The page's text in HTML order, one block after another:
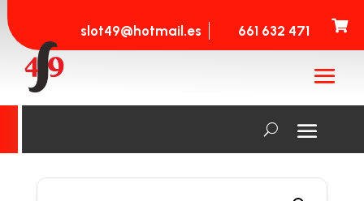
slot49@hotmail.es 661 632 471 